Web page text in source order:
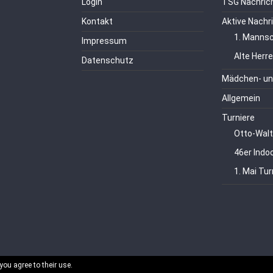
Kontakt
Impressum
Datenschutz
Aktive
1.
Alte
Mädchen-
Allgemein
Turniere
Otto-
46er
1. Mai
agree to their use.
vorbehalten.